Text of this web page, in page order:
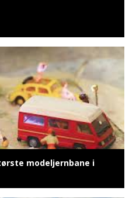
modeljernbane i